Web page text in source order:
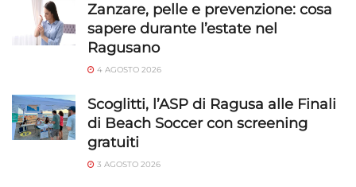
Zanzare, pelle e prevenzione: cosa
sapere durante l’estate nel
Ragusano
4 AGOSTO 2026
Scoglitti, l’ASP di Ragusa alle Finali
di Beach Soccer con screening
gratuiti
3 AGOSTO 2026